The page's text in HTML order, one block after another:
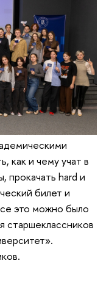
как и чему учат в
прокачать hard и
билет и
это можно было
старшеклассников